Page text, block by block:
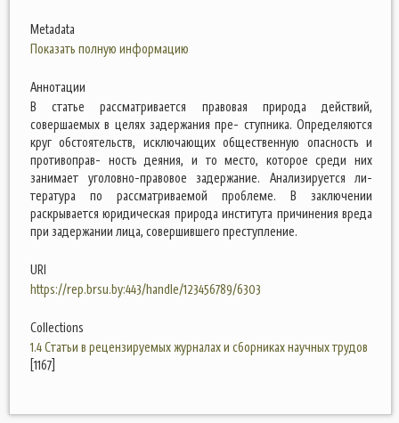
Metadata
Показать полную информацию
Аннотации
В статье рассматривается правовая природа действий,
совершаемых в целях задержания пре- ступника. Определяются
круг обстоятельств, исключающих общественную опасность и
противоправ- ность деяния, и то место, которое среди них
занимает уголовно-правовое задержание. Анализируется ли-
тература по рассматриваемой проблеме. В заключении
раскрывается юридическая природа института причинения вреда
при задержании лица, совершившего преступление.
URI
https://rep.brsu.by:443/handle/123456789/6303
Collections
1.4 Статьи в рецензируемых журналах и сборниках научных трудов
[1167]